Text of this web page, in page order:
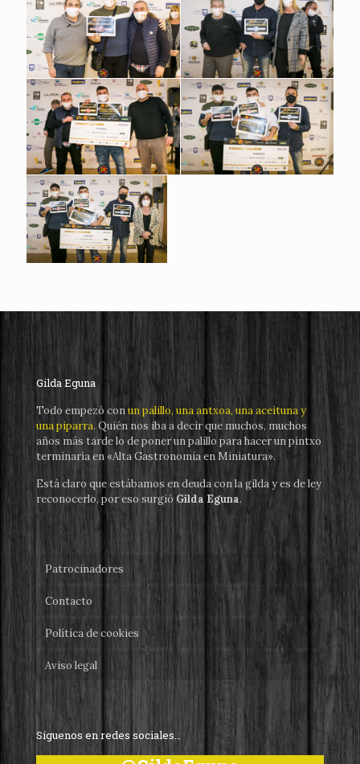
Gilda Eguna
Todo empezó conun palillo, una antxoa, una aceituna y
una piparra. Quién nos iba a decir que muchos, muchos
años más tarde lo de poner un palillo para hacer un pintxo
terminaría en «Alta Gastronomía en Miniatura».
Está claro que estábamos en deuda con la gilda y es de ley
reconocerlo, por eso surgió Gilda Eguna.
Patrocinadores
Contacto
Política de cookies
Aviso legal
Síguenos en redes sociales…